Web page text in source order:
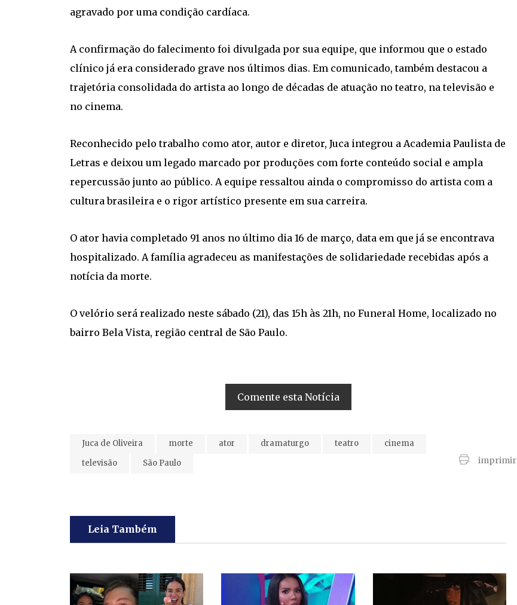
agravado por uma condição cardíaca.
A confirmação do falecimento foi divulgada por sua equipe, que informou que o estado
clínico já era considerado grave nos últimos dias. Em comunicado, também destacou a
trajetória consolidada do artista ao longo de décadas de atuação no teatro, na televisão e
no cinema.
Reconhecido pelo trabalho como ator, autor e diretor, Juca integrou a Academia Paulista de
Letras e deixou um legado marcado por produções com forte conteúdo social e ampla
repercussão junto ao público. A equipe ressaltou ainda o compromisso do artista com a
cultura brasileira e o rigor artístico presente em sua carreira.
O ator havia completado 91 anos no último dia 16 de março, data em que já se encontrava
hospitalizado. A família agradeceu as manifestações de solidariedade recebidas após a
notícia da morte.
O velório será realizado neste sábado (21), das 15h às 21h, no Funeral Home, localizado no
bairro Bela Vista, região central de São Paulo.
Comente esta Notícia
Juca de Oliveira morte ator dramaturgo teatro
cinema
televisão
São Paulo imprimir
Leia Também